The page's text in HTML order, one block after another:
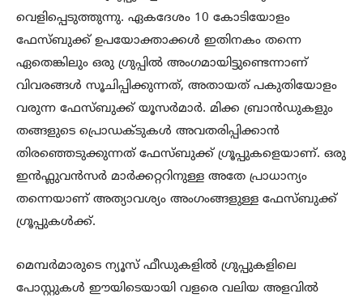
വെളിപ്പെടുത്തുന്നു. ഏകദേശം 10 കോടിയോളം
ഫേസ്ബുക്ക് ഉപയോക്താക്കൾ ഇതിനകം തന്നെ
ഏതെങ്കിലും ഒരു ഗ്രുപ്പിൽ അംഗമായിട്ടുണ്ടെന്നാണ്
വിവരങ്ങൾ സൂചിപ്പിക്കുന്നത്, അതായത് പകുതിയോളം
വരുന്ന ഫേസ്ബുക്ക് യൂസർമാർ. മിക്ക ബ്രാൻഡുകളും
തങ്ങളുടെ പ്രൊഡക്ടുകൾ അവതരിപ്പിക്കാൻ
തിരഞ്ഞെടുക്കുന്നത് ഫേസ്ബുക്ക് ഗ്രൂപ്പുകളെയാണ്. ഒരു
ഇൻഫ്ലുവൻസർ മാർക്കറ്ററിനുള്ള അതേ പ്രാധാന്യം
തന്നെയാണ് അത്യാവശ്യം അംഗംങ്ങളുള്ള ഫേസ്ബുക്ക്
ഗ്രൂപ്പുകൾക്ക്.
മെമ്പർമാരുടെ ന്യൂസ് ഫീഡുകളിൽ ഗ്രുപ്പുകളിലെ
പോസ്റ്റുകൾ ഈയിടെയായി വളരെ വലിയ അളവിൽ